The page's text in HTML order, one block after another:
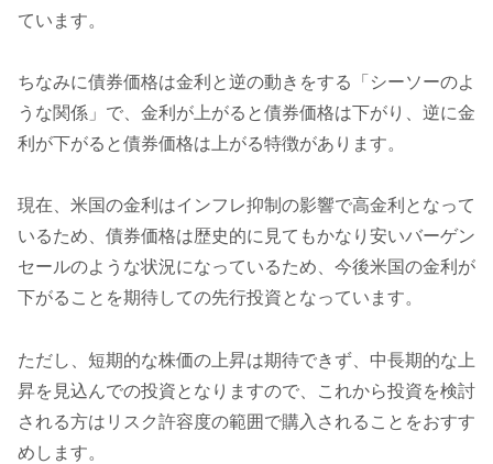
ています。
ちなみに債券価格は金利と逆の動きをする「シーソーのよ
うな関係」で、金利が上がると債券価格は下がり、逆に金
利が下がると債券価格は上がる特徴があります。
現在、米国の金利はインフレ抑制の影響で高金利となって
いるため、債券価格は歴史的に見てもかなり安いバーゲン
セールのような状況になっているため、今後米国の金利が
下がることを期待しての先行投資となっています。
ただし、短期的な株価の上昇は期待できず、中長期的な上
昇を見込んでの投資となりますので、これから投資を検討
される方はリスク許容度の範囲で購入されることをおすす
めします。